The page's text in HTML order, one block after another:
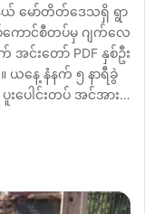
ယ် မော်တိတ်ဒေသရှိ ရွာ
ကောင်စီတပ်မှ ဂျက်လေ
းတော် PDF နှစ်ဦး
နေ့ နံနက် ၅ နာရီခွဲ
ပေါင်းတပ် အင်အား…